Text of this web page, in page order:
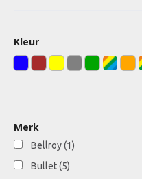
Kleur
Merk
Bellroy (1)
Bullet (5)